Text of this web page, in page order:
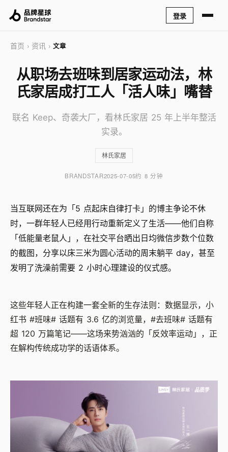
登录
首页 › 资讯 › 文章
从职场去班味到居家运动法，林
氏家居成打工人「活人味」嘴替
联名 Keep、奇袭大厂，看林氏家居 25 年上半年整活
实录。
林氏家居
BRANDSTAR2025-07-05约 8 分钟
当互联网还在为「5 点起床自律打卡」的博主争论不休
时，一群年轻人已经用行动重新定义了生活——他们自称
「低能量老鼠人」，在社交平台晒出日均微信步数个位数
的截图，分享以床三米为圆心活动的周末躺平 day，甚至
发明了洗澡前需要 2 小时心理建设的仪式感。
这些年轻人正在构建一套全新的生存法则：数据显示，小
红书 #班味# 话题有 3.6 亿的浏览量，#去班味# 话题有
超 120 万篇笔记——这场来势汹汹的「反效率运动」，正
在解构传统成功学的话语体系。